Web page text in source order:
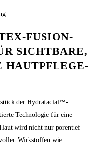
FUSION-
SICHTBARE,
HAUTPFLEGE-
der Hydrafacial™-
Technologie für eine
wird nicht nur porentief
Wirkstoffen wie